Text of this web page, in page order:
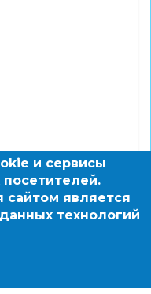
информационно-
и сервисы
сайтом является
технологий